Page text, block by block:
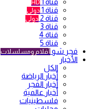
قناة 1 HD
قناة 1 دولي
قناة 2 دولي
قناة 3
قناة 4
قناة 5
فجر شو أفلام ومسلسلات
الأخبار
الكل
أخبار الرياضة
أخبار الفجر
أخبار عالمية
فلسطينيات